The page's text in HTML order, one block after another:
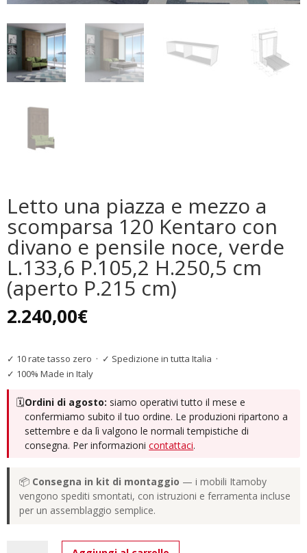
Letto una piazza e mezzo a
scomparsa 120 Kentaro con
divano e pensile noce, verde
L.133,6 P.105,2 H.250,5 cm
(aperto P.215 cm)
2.240,00€
✓ 10 rate tasso zero · ✓ Spedizione in tutta Italia ·
✓ 100% Made in Italy
🗓️Ordini di agosto: siamo operativi tutto il mese e
confermiamo subito il tuo ordine. Le produzioni ripartono a
settembre e da lì valgono le normali tempistiche di
consegna. Per informazionicontattaci.
📦 Consegna in kit di montaggio — i mobili Itamoby
vengono spediti smontati, con istruzioni e ferramenta incluse
per un assemblaggio semplice.